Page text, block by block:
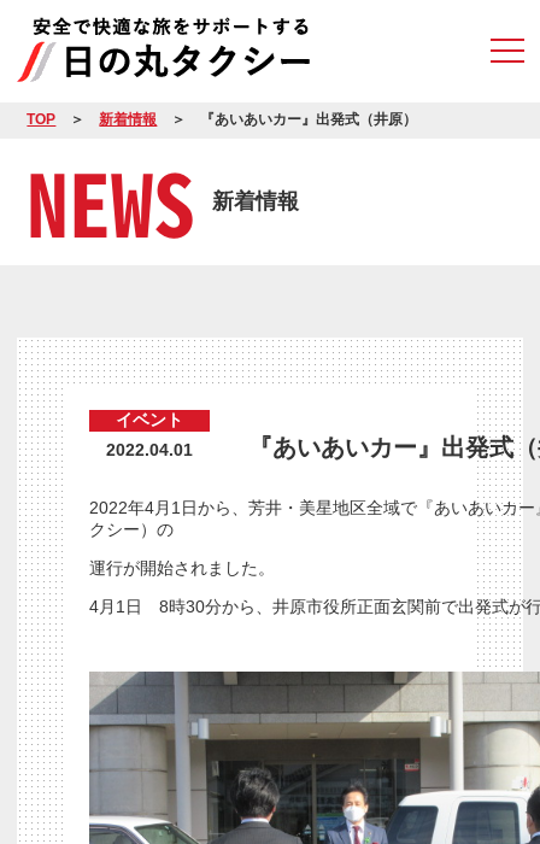
TOP 新着情報 『あいあいカー』出発式（井原）
NEWS 新着情報
イベント
2022.04.01
『あいあいカー』出発式
2022年4月1日から、芳井・美星地区全域で『あいあいカ
クシー）の
運行が開始されました。
4月1日 8時30分から、井原市役所正面玄関前で出発式が